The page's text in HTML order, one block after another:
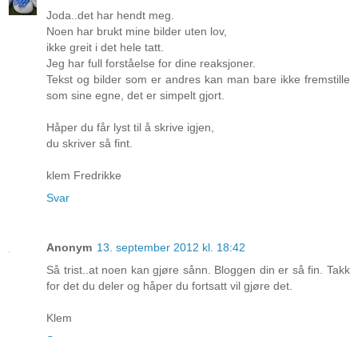
Joda..det har hendt meg.
Noen har brukt mine bilder uten lov,
ikke greit i det hele tatt.
Jeg har full forståelse for dine reaksjoner.
Tekst og bilder som er andres kan man bare ikke fremstille
som sine egne, det er simpelt gjort.
Håper du får lyst til å skrive igjen,
du skriver så fint.
klem Fredrikke
Svar
Anonym 13. september 2012 kl. 18:42
Så trist..at noen kan gjøre sånn. Bloggen din er så fin. Takk
for det du deler og håper du fortsatt vil gjøre det.
Klem